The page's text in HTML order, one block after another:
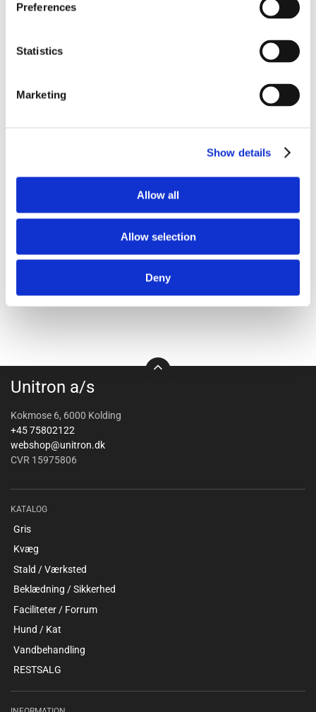
Preferences
Statistics
Marketing
Show details
Allow all
Allow selection
Deny
Bedst sælgende i Tilvalgsprodukter - kvæg
2111-1125 2216-2000
Max Optimize BB 1250 kg
Unitron a/s
Kokmose 6, 6000 Kolding
+45 75802122
webshop@unitron.dk
CVR 15975806
KATALOG
Gris
Kvæg
Stald / Værksted
Beklædning / Sikkerhed
Faciliteter / Forrum
Hund / Kat
Vandbehandling
RESTSALG